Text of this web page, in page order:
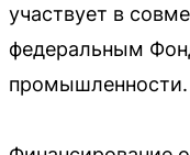
участвует в
федеральным
промышленности.